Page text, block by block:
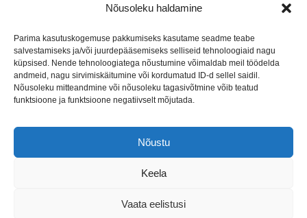
Nõusoleku haldamine
Parima kasutuskogemuse pakkumiseks kasutame seadme teabe
salvestamiseks ja/või juurdepääsemiseks selliseid tehnoloogiaid nagu
küpsised. Nende tehnoloogiatega nõustumine võimaldab meil töödelda
andmeid, nagu sirvimiskäitumine või kordumatud ID-d sellel saidil.
Nõusoleku mitteandmine või nõusoleku tagasivõtmine võib teatud
funktsioone ja funktsioone negatiivselt mõjutada.
Nõustu
Keela
Vaata eelistusi
5040624
tiit.kolli@vorumuusikakool.ee